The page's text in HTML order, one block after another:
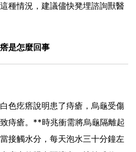
種情況，建議儘快凳埋諮詢獸醫
是怎麼回事
色疙瘩說明患了痔瘡，烏龜受傷
痔瘡。**時兆衝需將烏龜隔離起
接觸水分，每天泡水三十分鐘左